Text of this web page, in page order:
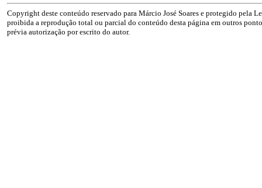
Copyright deste conteúdo reservado para Márcio José Soares e protegido pela
proibida a reprodução total ou parcial do conteúdo desta página em outros
prévia autorização por escrito do autor.